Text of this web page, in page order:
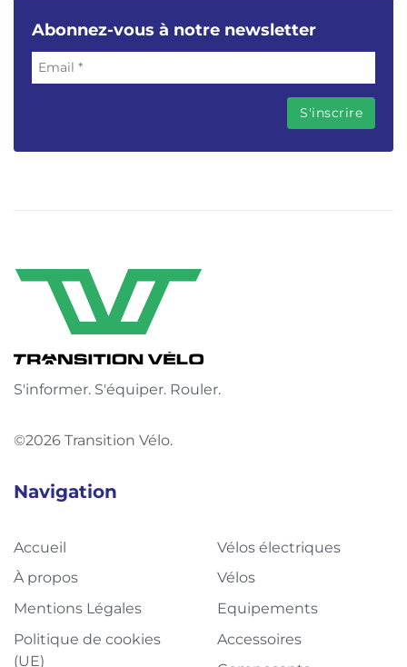
Abonnez-vous à notre newsletter
S'informer. S'équiper. Rouler.
©2026 Transition Vélo.
Navigation
Accueil
À propos
Mentions Légales
Politique de cookies
(UE)
Vélos électriques
Vélos
Equipements
Accessoires